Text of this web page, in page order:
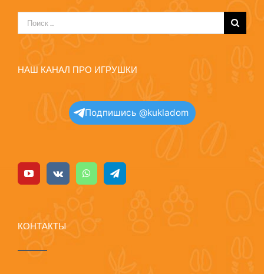
Результат
поиска:
НАШ КАНАЛ ПРО ИГРУШКИ
Подпишись @kukladom
КОНТАКТЫ